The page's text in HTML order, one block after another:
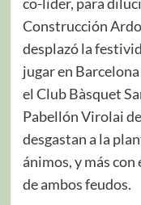
Construcción
desplazó la
jugar en
el Club Bàsquet
Pabellón Virolai
desgastan a la
ánimos, y más
de ambos feudos.